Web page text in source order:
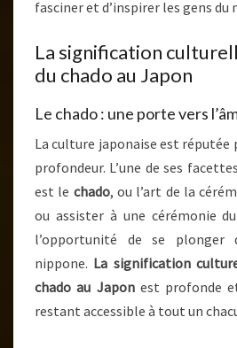
fasciner et d’inspirer les gens du
La signification
du chado au Japon
Le chado : une porte vers
La culture japonaise est réputée
profondeur. L’une de ses
est le chado, ou l’art de la
ou assister à une cérémonie
l’opportunité de se plonger
nippone. La signification
chado au Japonest profonde
restant accessible à tout un